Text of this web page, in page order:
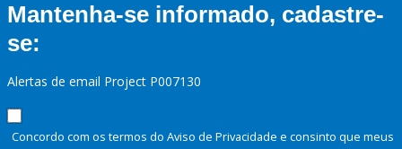
Mantenha-se informado, cadastre-
se:
Alertas de email Project P007130
Concordo com os termos do Aviso de Privacidade e consinto que meus